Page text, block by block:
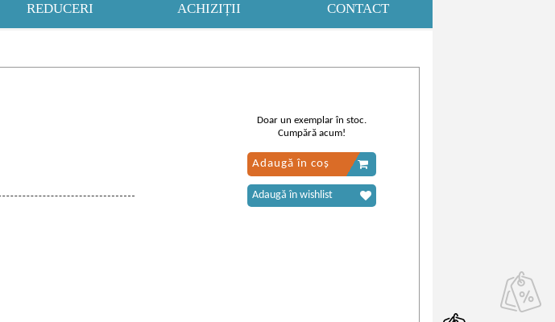
REDUCERI ACHIZIȚII CONTACT
Doar un exemplar în stoc.
Cumpără acum!
Adaugă în coș
Adaugă în wishlist